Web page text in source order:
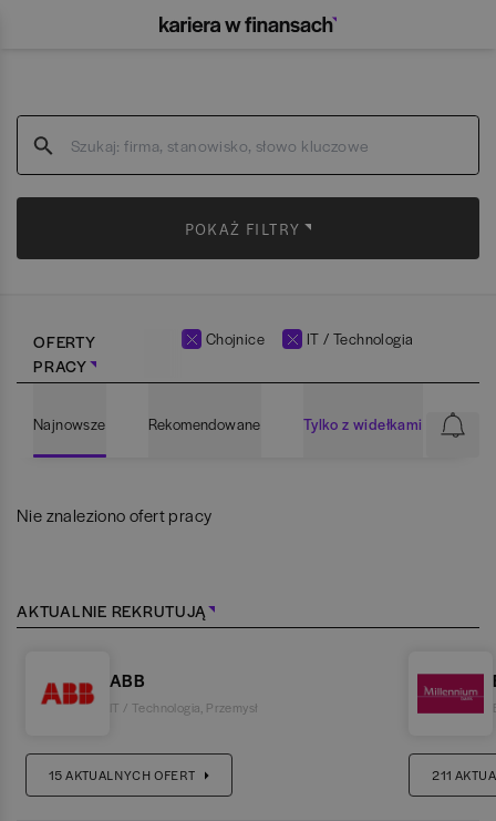
POKAŻ FILTRY
OFERTY
PRACY
Chojnice IT / Technologia
Najnowsze Rekomendowane Tylko z widełkami
Nie znaleziono ofert pracy
AKTUALNIE REKRUTUJĄ
ABB
IT / Technologia Przemysł
15AKTUALNYCH OFERT 211